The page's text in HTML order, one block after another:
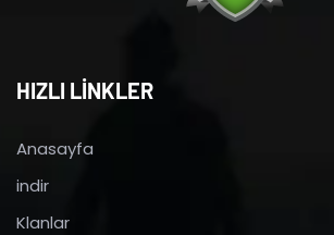
HIZLI LİNKLER
Anasayfa
indir
Klanlar